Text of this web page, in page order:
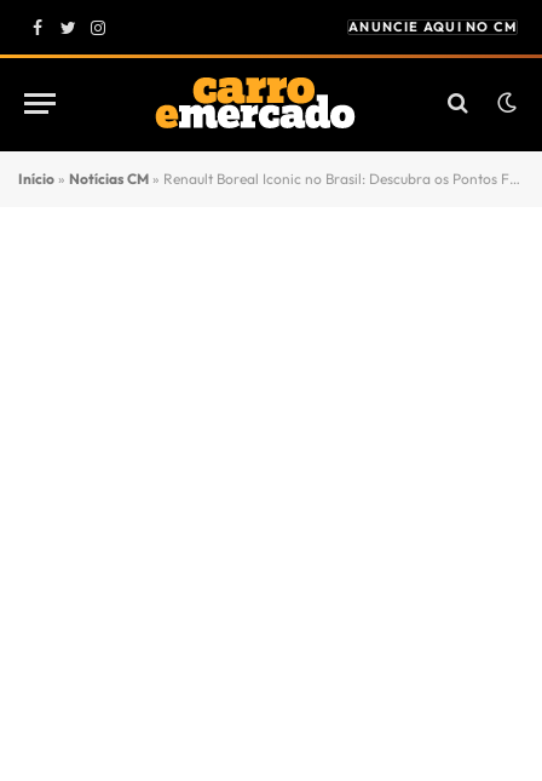
Facebook
Twitter
Instagram
ANUNCIE AQUI NO CM
Início » Notícias CM » Renault Boreal Iconic no Brasil: Descubra os Pontos Fortes e as Limitações do Novo SUV Médio